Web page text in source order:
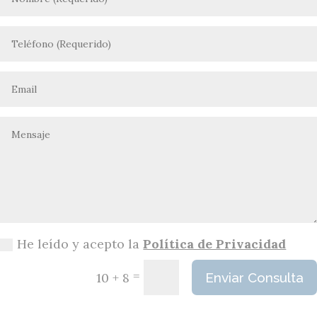
He leído y acepto laPolítica de Privacidad
10 + 8 = Enviar Consulta